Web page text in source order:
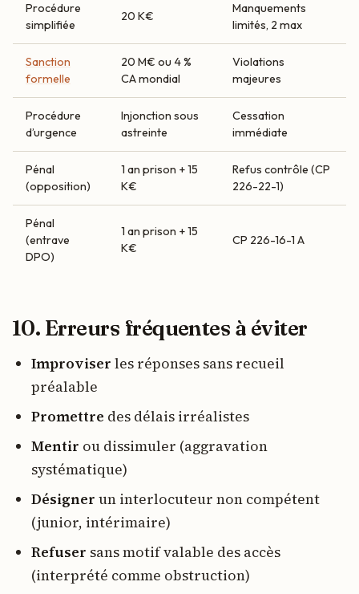
Procédure
simplifiée
20 K€
Manquements
limités, 2 max
Sanction
formelle
20 M€ ou 4 %
CA mondial
Violations
majeures
Procédure
d’urgence
Injonction sous
astreinte
Cessation
immédiate
Pénal
(opposition)
1 an prison + 15
K€
Refus contrôle (CP
226-22-1)
Pénal
(entrave
DPO)
1 an prison + 15
K€
CP 226-16-1 A
10. Erreurs fréquentes à éviter
Improviser les réponses sans recueil
préalable
Promettre des délais irréalistes
Mentir ou dissimuler (aggravation
systématique)
Désigner un interlocuteur non compétent
(junior, intérimaire)
Refuser sans motif valable des accès
(interprété comme obstruction)